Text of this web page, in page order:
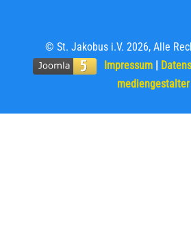
© St. Jakobus i.V. 2026, Alle
Impressum
mediengestalter